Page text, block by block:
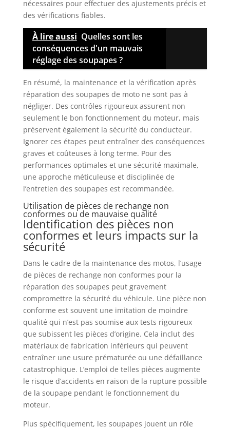
nécessaires pour effectuer des ajustements précis et
des vérifications fiables.
À lire aussi Quelles sont les
conséquences d'un mauvais
réglage des soupapes ?
En résumé, la maintenance et la vérification après
réparation des soupapes de moto ne sont pas à
négliger. Des contrôles rigoureux assurent non
seulement le bon fonctionnement du moteur, mais
préservent également la sécurité du conducteur.
Ignorer ces étapes peut entraîner des conséquences
graves et coûteuses à long terme. Pour des
performances optimales et une sécurité maximale,
une approche méticuleuse et disciplinée de
l’entretien des soupapes est recommandée.
Utilisation de pièces de rechange non
conformes ou de mauvaise qualité
Identification des pièces non
conformes et leurs impacts sur la
sécurité
Dans le cadre de la maintenance des motos, l’usage
de pièces de rechange non conformes pour la
réparation des soupapes peut gravement
compromettre la sécurité du véhicule. Une pièce non
conforme est souvent une imitation de moindre
qualité qui n’est pas soumise aux tests rigoureux
que subissent les pièces d’origine. Cela inclut des
matériaux de fabrication inférieurs qui peuvent
entraîner une usure prématurée ou une défaillance
catastrophique. L’emploi de telles pièces augmente
le risque d’accidents en raison de la rupture possible
de la soupape pendant le fonctionnement du
moteur.
Plus spécifiquement, les soupapes jouent un rôle